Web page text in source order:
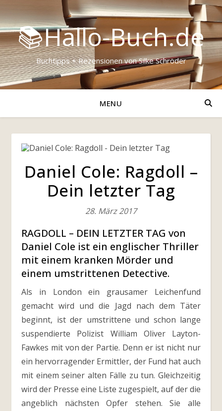
📚Hallo-Buch.de
Buchtipps + Rezensionen von Silke Schröder
MENU
Daniel Cole: Ragdoll –
Dein letzter Tag
28. März 2017
RAGDOLL – DEIN LETZTER TAG von
Daniel Cole ist ein englischer Thriller
mit einem kranken Mörder und
einem umstrittenen Detective.
Als in London ein grausamer Leichenfund
gemacht wird und die Jagd nach dem Täter
beginnt, ist der umstrittene und schon lange
suspendierte Polizist William Oliver Layton-
Fawkes mit von der Partie. Denn er ist nicht nur
ein hervorragender Ermittler, der Fund hat auch
mit einem seiner alten Fälle zu tun. Gleichzeitig
wird der Presse eine Liste zugespielt, auf der die
angeblich nächsten Opfer stehen. Sie alle